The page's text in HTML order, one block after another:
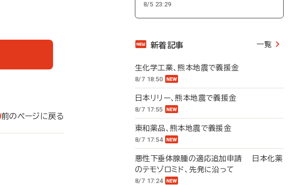
前のページに戻る
8/5 23:29
新着記事 一覧
生化学工業、熊本地震で義援金
8/7 18:50
日本リリー、熊本地震で義援金
8/7 17:55
東和薬品、熊本地震で義援金
8/7 17:54
悪性下垂体腺腫の適応追加申請 日本化薬
のテモゾロミド、先発に沿って
8/7 17:24